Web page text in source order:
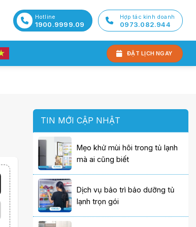
Hotline
1900.9999.09
Hợp tác kinh doanh
0973.082.944
ĐẶT LỊCH NGAY
TIN MỚI CẬP NHẬT
Mẹo khử mùi hôi trong tủ lạnh
mà ai cũng biết
Dịch vụ bảo trì bảo dưỡng tủ
lạnh trọn gói